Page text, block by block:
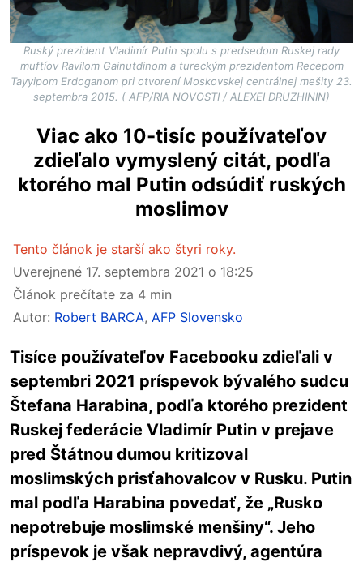
Ruský prezident Vladimír Putin spolu s predsedom Ruskej rady
muftíov Ravilom Gainutdinom a tureckým prezidentom Recepom
Tayyipom Erdoganom pri otvorení Moskovskej centrálnej mešity 23.
septembra 2015. ( AFP/RIA NOVOSTI / ALEXEI DRUZHININ)
Viac ako 10-tisíc používateľov
zdieľalo vymyslený citát, podľa
ktorého mal Putin odsúdiť ruských
moslimov
Tento článok je starší ako štyri roky.
Uverejnené 17. septembra 2021 o 18:25
Článok prečítate za 4 min
Autor: Robert BARCA, AFP Slovensko
Tisíce používateľov Facebooku zdieľali v
septembri 2021 príspevok bývalého sudcu
Štefana Harabina, podľa ktorého prezident
Ruskej federácie Vladimír Putin v prejave
pred Štátnou dumou kritizoval
moslimských prisťahovalcov v Rusku. Putin
mal podľa Harabina povedať, že „Rusko
nepotrebuje moslimské menšiny“. Jeho
príspevok je však nepravdivý, agentúra